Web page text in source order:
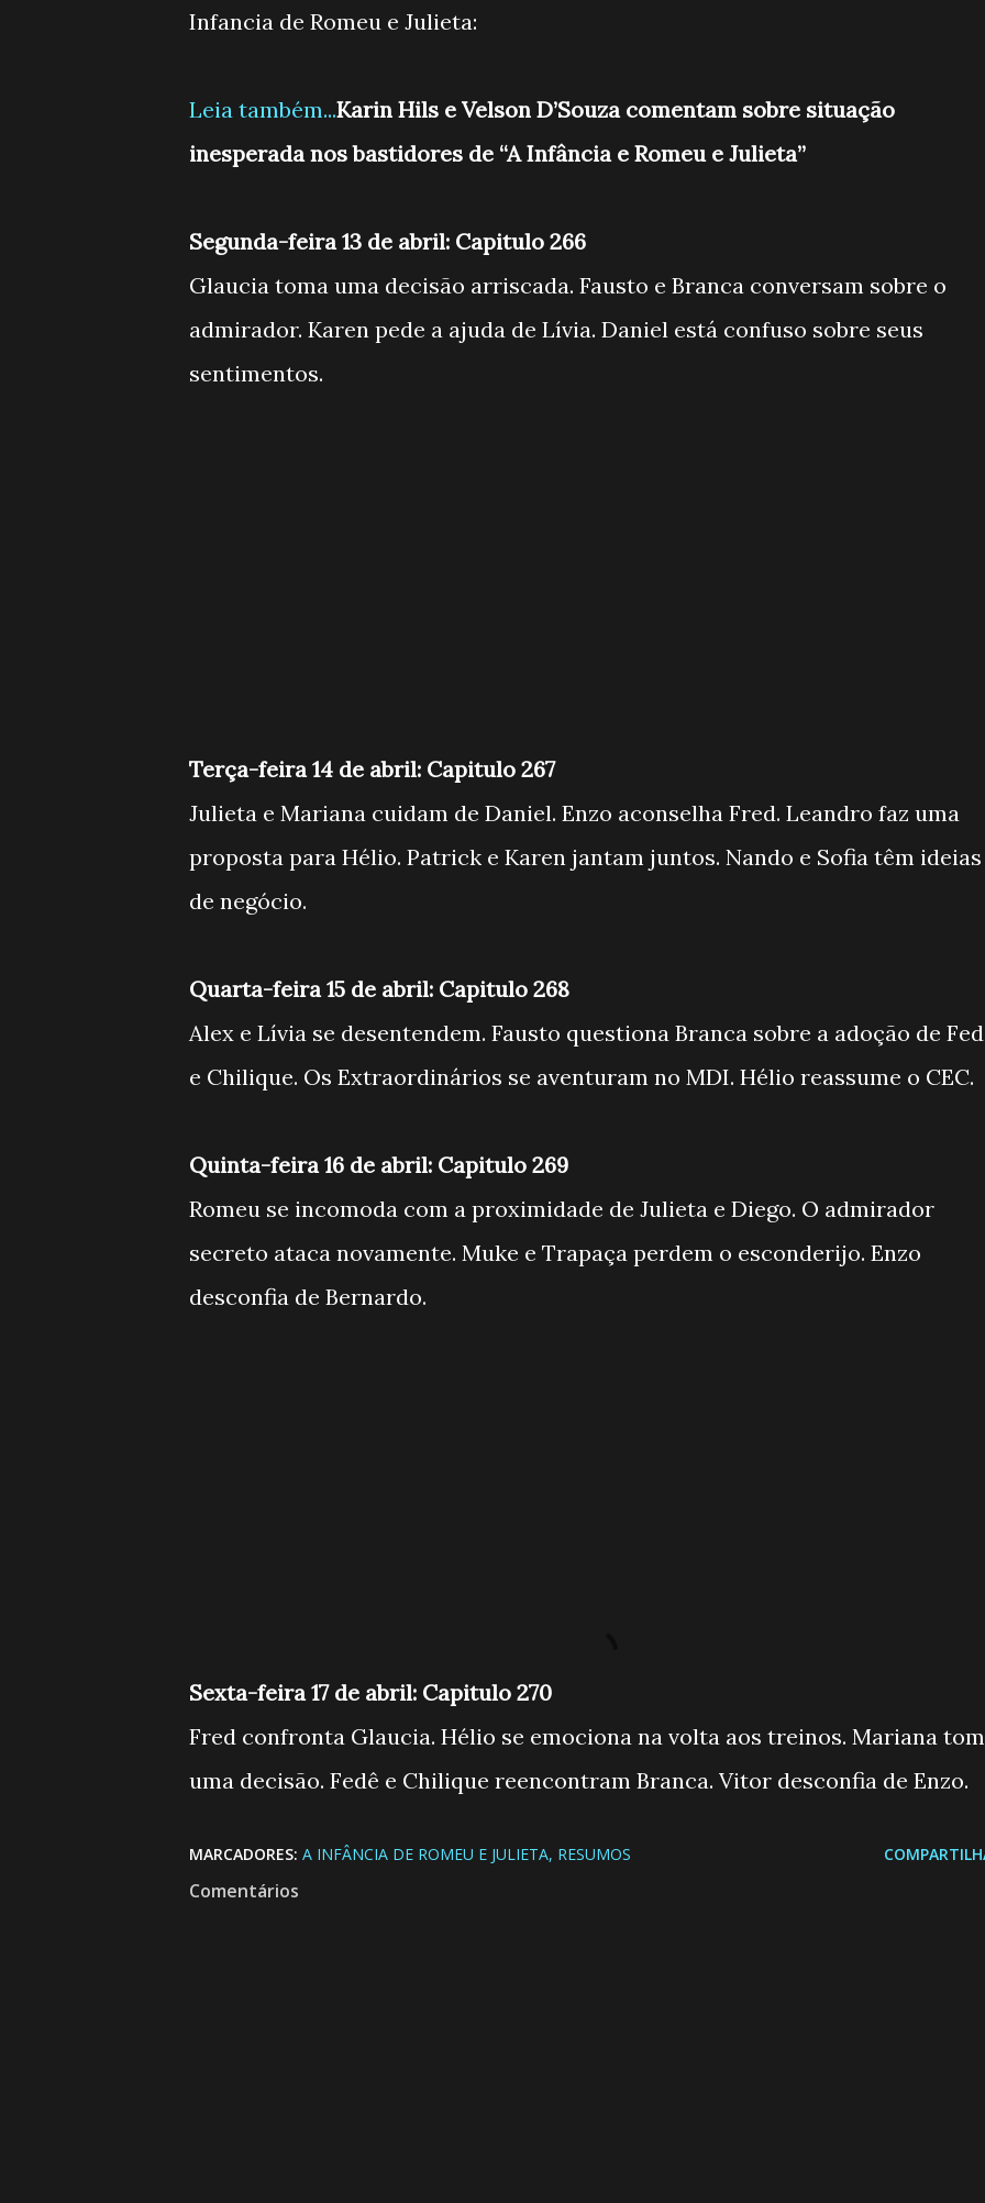
Infancia de Romeu e Julieta:
Leia também...Karin Hils e Velson D’Souza comentam sobre situação
inesperada nos bastidores de “A Infância e Romeu e Julieta”
Segunda-feira 13 de abril: Capitulo 266
Glaucia toma uma decisão arriscada. Fausto e Branca conversam sobre o
admirador. Karen pede a ajuda de Lívia. Daniel está confuso sobre seus
sentimentos.
Terça-feira 14 de abril: Capitulo 267
Julieta e Mariana cuidam de Daniel. Enzo aconselha Fred. Leandro faz uma
proposta para Hélio. Patrick e Karen jantam juntos. Nando e Sofia têm ideias
de negócio.
Quarta-feira 15 de abril: Capitulo 268
Alex e Lívia se desentendem. Fausto questiona Branca sobre a adoção de
e Chilique. Os Extraordinários se aventuram no MDI. Hélio reassume o CEC.
Quinta-feira 16 de abril: Capitulo 269
Romeu se incomoda com a proximidade de Julieta e Diego. O admirador
secreto ataca novamente. Muke e Trapaça perdem o esconderijo. Enzo
desconfia de Bernardo.
Sexta-feira 17 de abril: Capitulo 270
Fred confronta Glaucia. Hélio se emociona na volta aos treinos. Mariana
uma decisão. Fedê e Chilique reencontram Branca. Vitor desconfia de Enzo.
MARCADORES: A INFÂNCIA DE ROMEU E JULIETA RESUMOS
Comentários